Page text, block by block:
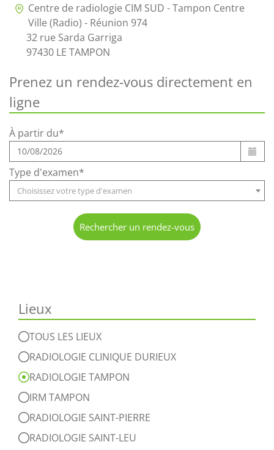
Centre de radiologie CIM SUD - Tampon Centre
Ville (Radio) - Réunion 974
32 rue Sarda Garriga
97430 LE TAMPON
Prenez un rendez-vous directement en
ligne
À partir du*
Type d'examen*
Choisissez votre type d'examen
Rechercher un rendez-vous
Lieux
TOUS LES LIEUX
RADIOLOGIE CLINIQUE DURIEUX
RADIOLOGIE TAMPON
IRM TAMPON
RADIOLOGIE SAINT-PIERRE
RADIOLOGIE SAINT-LEU